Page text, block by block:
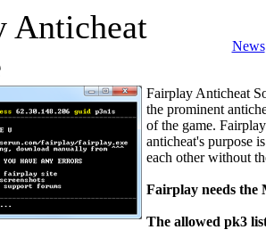
News
Fairplay Anticheat
the prominent
of the game.
anticheat's purpose
each other without
Fairplay needs
The allowed pk3